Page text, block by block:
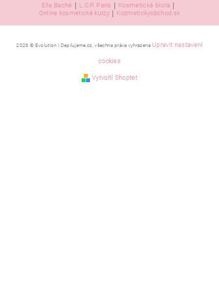
Ella Baché | L.C.P. Paris | Kosmetická škola |
Online kosmetické kurzy | Kozmetickyobchod.sk
2026 © Evolution | Depilujeme.cz, všechna práva vyhrazena Upravit nastavení
cookies
Vytvořil Shoptet